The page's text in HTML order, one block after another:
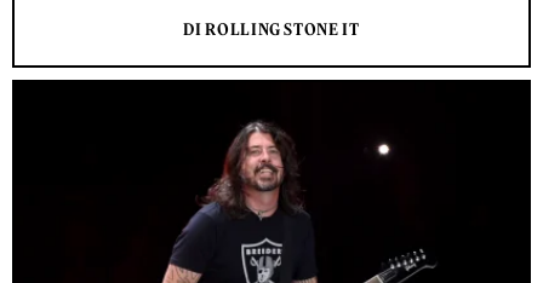
DI ROLLING STONE IT